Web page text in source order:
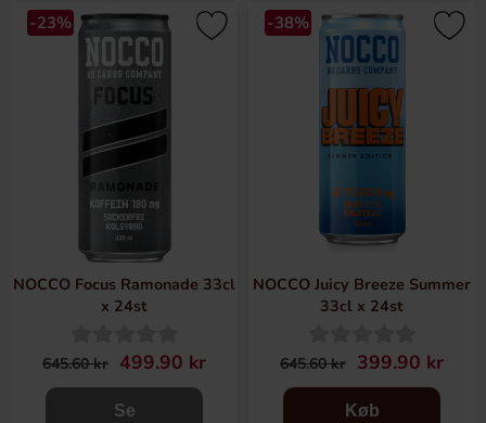
-23%
NOCCO Focus Ramonade 33cl
x 24st
645.60 kr 499.90 kr
Se
-38%
NOCCO Juicy Breeze Summer
33cl x 24st
645.60 kr 399.90 kr
Køb